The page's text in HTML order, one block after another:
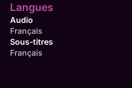
Langues
Audio
Français
Sous-titres
Français